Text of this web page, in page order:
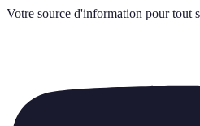
Votre source d'information pour tout